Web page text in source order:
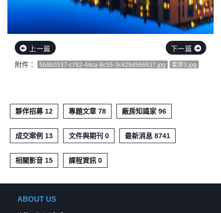
上一篇
下一篇
附件：
5b8b0537-c782-44ca-8c55-3c428d566637.jpg 套房3.jpg
夥伴招募 12 專題文章 78 廠房知識家 96
成交案例 13 文件與期刊 0 最新消息 8741
相關影音 15 課程資訊 0
ABOUT US